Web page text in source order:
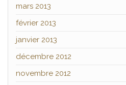
mars 2013
février 2013
janvier 2013
décembre 2012
novembre 2012